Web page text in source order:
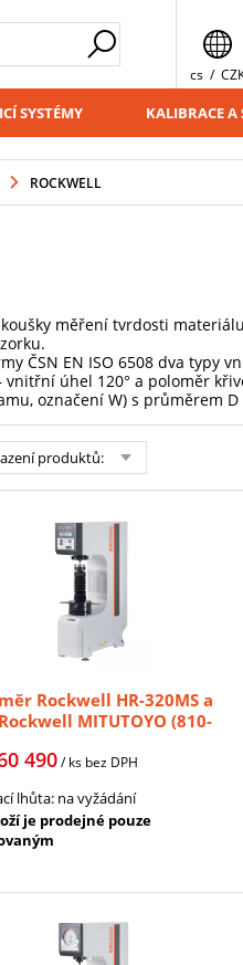
cs /
SYSTÉMY KALIBRACE A
ROCKWELL
měření tvrdosti
ČSN EN ISO 6508 dva typy
úhel 120° a poloměr
označení W) s průměrem D
produktů:
Rockwell HR-320MS a
MITUTOYO (810-
490/ ks bez DPH
lhůta: na vyžádání
je prodejné pouze